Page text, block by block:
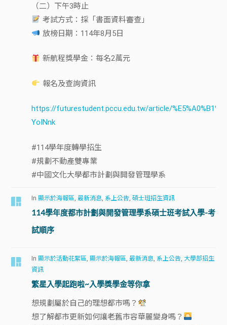
（二）下午3時止
考試方式：採「書面資料審查」
放榜日期：114年8月5日
新航程獎學金：每名2萬元
報名及查詢資訊
https://futurestudent.pccu.edu.tw/article/
YoINnk
#114學年度轉學招生
#規劃不動產雙專業
#中國文化大學都市計劃與開發管理學系
In顯示於海報區 ,最新消息 系上公告 ,碩士班招生資訊
114學年度都市計劃與開發管理學系碩士班考試入學-考
試順序
In顯示於活動花絮區 ,顯示於海報區 ,最新消息 系上公告 大學部招生
資訊
繁星入學起跑啦~入學獎學金等你拿
想規劃屬於自己的理想都市嗎？
想了解都市更新如何讓老舊市容華麗變身嗎？